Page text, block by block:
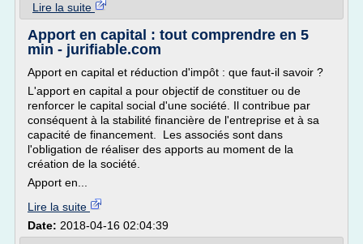
Lire la suite
Apport en capital : tout comprendre en 5
min - jurifiable.com
Apport en capital et réduction d'impôt : que faut-il savoir ?
L'apport en capital a pour objectif de constituer ou de
renforcer le capital social d'une société. Il contribue par
conséquent à la stabilité financière de l'entreprise et à sa
capacité de financement. Les associés sont dans
l'obligation de réaliser des apports au moment de la
création de la société.
Apport en...
Lire la suite
Date: 2018-04-16 02:04:39